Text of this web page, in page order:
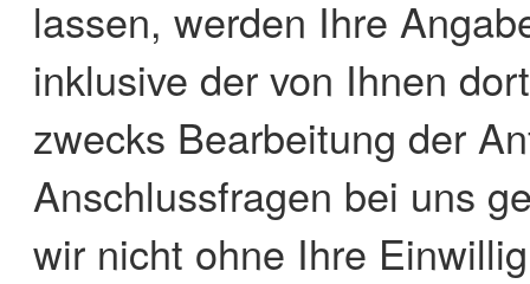
lassen, werden Ihre
inklusive der von Ihnen
zwecks Bearbeitung der
Anschlussfragen bei uns
wir nicht ohne Ihre